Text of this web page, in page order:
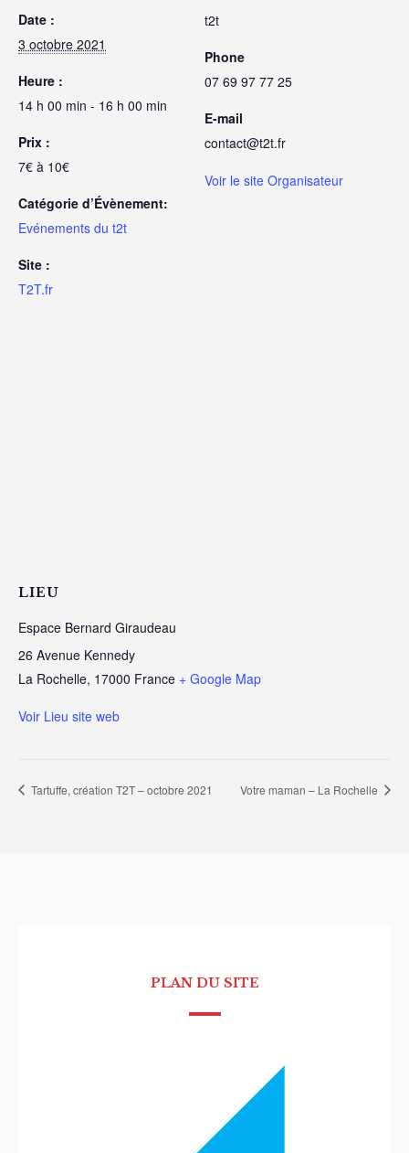
Date :
3 octobre 2021
Heure :
14 h 00 min - 16 h 00 min
Prix :
7€ à 10€
Catégorie d’Évènement:
Evénements du t2t
Site :
T2T.fr
t2t
Phone
07 69 97 77 25
E-mail
contact@t2t.fr
Voir le site Organisateur
LIEU
Espace Bernard Giraudeau
26 Avenue Kennedy
La Rochelle, 17000 France + Google Map
Voir Lieu site web
Tartuffe, création T2T – octobre 2021 Votre maman – La Rochelle
PLAN DU SITE